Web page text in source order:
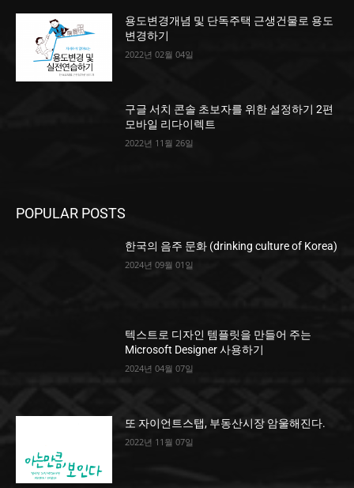
용도변경개념 및 단독주택 근생건물로 용도
변경하기
2022년 02월 04일
구글 서치 콘솔 초보자를 위한 설정하기 2편
모바일 리다이렉트
2022년 11월 26일
POPULAR POSTS
한국의 음주 문화 (drinking culture of Korea)
2024년 09월 01일
텍스트로 디자인 템플릿을 만들어 주는
Microsoft Designer 사용하기
2024년 04월 07일
또 자이언트스탭, 부동산시장 암울해진다.
2022년 11월 07일